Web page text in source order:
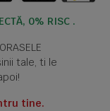
0% RISC .
tale, ti le
tine.